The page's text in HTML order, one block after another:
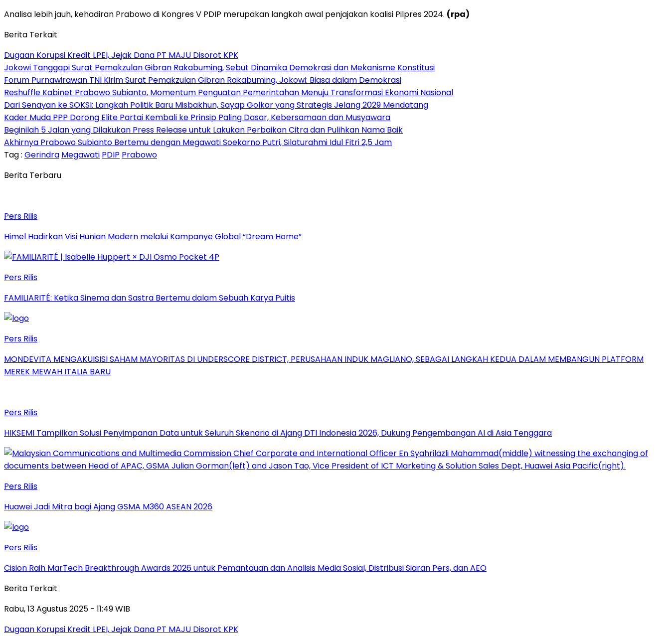
Analisa lebih jauh, kehadiran Prabowo di Kongres V PDIP merupakan langkah awal penjajakan koalisi Pilpres 2024. (rpa)
Berita Terkait
Dugaan Korupsi Kredit LPEI, Jejak Dana PT MAJU Disorot KPK
Jokowi Tanggapi Surat Pemakzulan Gibran Rakabuming, Sebut Dinamika Demokrasi dan Mekanisme Konstitusi
Forum Purnawirawan TNI Kirim Surat Pemakzulan Gibran Rakabuming, Jokowi: Biasa dalam Demokrasi
Reshuffle Kabinet Prabowo Subianto, Momentum Penguatan Pemerintahan Menuju Transformasi Ekonomi Nasional
Dari Senayan ke SOKSI: Langkah Politik Baru Misbakhun, Sayap Golkar yang Strategis Jelang 2029 Mendatang
Kader Muda PPP Dorong Elite Partai Kembali ke Prinsip Paling Dasar, Kebersamaan dan Musyawara
Beginilah 5 Jalan yang Dilakukan Press Release untuk Lakukan Perbaikan Citra dan Pulihkan Nama Baik
Akhirnya Prabowo Subianto Bertemu dengan Megawati Soekarno Putri, Silaturahmi Idul Fitri 2,5 Jam
Tag : Gerindra Megawati PDIP Prabowo
Berita Terbaru
Pers Rilis
Himel Hadirkan Visi Hunian Modern melalui Kampanye Global “Dream Home”
Pers Rilis
FAMILIARITÉ: Ketika Sinema dan Sastra Bertemu dalam Sebuah Karya Puitis
Pers Rilis
MONDEVITA MENGAKUISISI SAHAM MAYORITAS DI UNDERSCORE DISTRICT, PERUSAHAAN INDUK MAGLIANO, SEBAGAI LANGKAH KEDUA DALAM MEMBANGUN PLATFORM
MEREK MEWAH ITALIA BARU
Pers Rilis
HIKSEMI Tampilkan Solusi Penyimpanan Data untuk Seluruh Skenario di Ajang DTI Indonesia 2026, Dukung Pengembangan AI di Asia Tenggara
Pers Rilis
Huawei Jadi Mitra bagi Ajang GSMA M360 ASEAN 2026
Pers Rilis
Cision Raih MarTech Breakthrough Awards 2026 untuk Pemantauan dan Analisis Media Sosial, Distribusi Siaran Pers, dan AEO
Berita Terkait
Rabu, 13 Agustus 2025 - 11:49 WIB
Dugaan Korupsi Kredit LPEI, Jejak Dana PT MAJU Disorot KPK